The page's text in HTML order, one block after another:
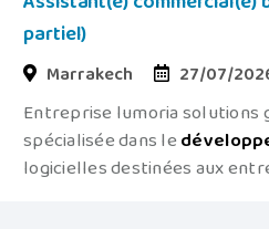
partiel)
Marrakech 27/07/
Entreprise lumoria
spécialisée dans le
logicielles destinées aux